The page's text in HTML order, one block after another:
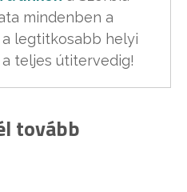
mindenben a
legtitkosabb helyi
teljes útitervedig!
tovább